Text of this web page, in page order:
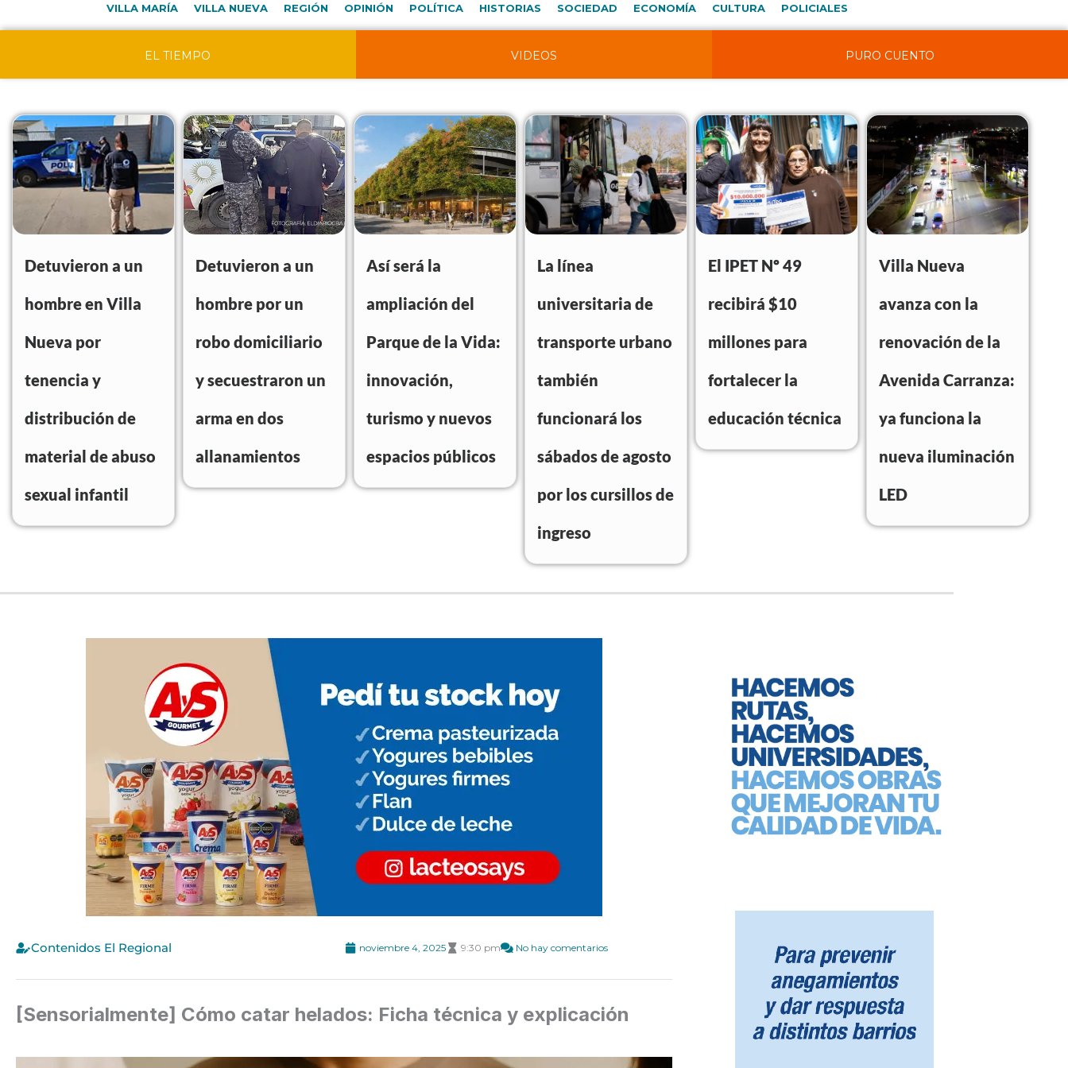
VILLA MARÍA VILLA NUEVA REGIÓN OPINIÓN POLÍTICA HISTORIAS SOCIEDAD ECONOMÍA CULTURA POLICIALES
EL TIEMPO VIDEOS PURO CUENTO
Detuvieron a un
hombre en Villa
Nueva por
tenencia y
distribución de
material de abuso
sexual infantil
Detuvieron a un
hombre por un
robo domiciliario
y secuestraron un
arma en dos
allanamientos
Así será la
ampliación del
Parque de la Vida:
innovación,
turismo y nuevos
espacios públicos
La línea
universitaria de
transporte urbano
también
funcionará los
sábados de agosto
por los cursillos de
ingreso
El IPET Nº 49
recibirá $10
millones para
fortalecer la
educación técnica
Villa Nueva
avanza con la
renovación de la
Avenida Carranza:
ya funciona la
nueva iluminación
LED
Contenidos El Regional noviembre 4, 2025 9:30 pm No hay comentarios
[Sensorialmente] Cómo catar helados: Ficha técnica y explicación